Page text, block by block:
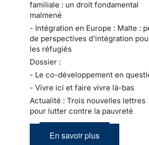
familiale : un droit fondamental
malmené
- Intégration en Europe : Malte :
de perspectives d'intégration
les réfugiés
Dossier :
- Le co-développement en
- Vivre ici et faire vivre là-bas
Actualité : Trois nouvelles lettres
pour lutter contre la pauvreté
En savoir plus